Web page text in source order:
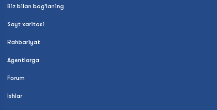
Biz bilan bog'laning
Sayt xaritasi
Rahbariyat
Agentlarga
Forum
Ishlar